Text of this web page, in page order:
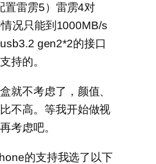
置雷雳5）雷雳4对
况只能到1000MB/s
gen2*2的接口
持的。
就不考虑了，颜值、
不高。等我开始做视
考虑吧。
的支持我选了以下